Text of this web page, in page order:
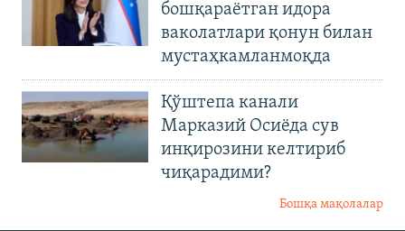
бошқараётган идора
ваколатлари қонун билан
мустаҳкамланмоқда
Қўштепа канали
Марказий Осиёда сув
инқирозини келтириб
чиқарадими?
Бошқа мақолалар